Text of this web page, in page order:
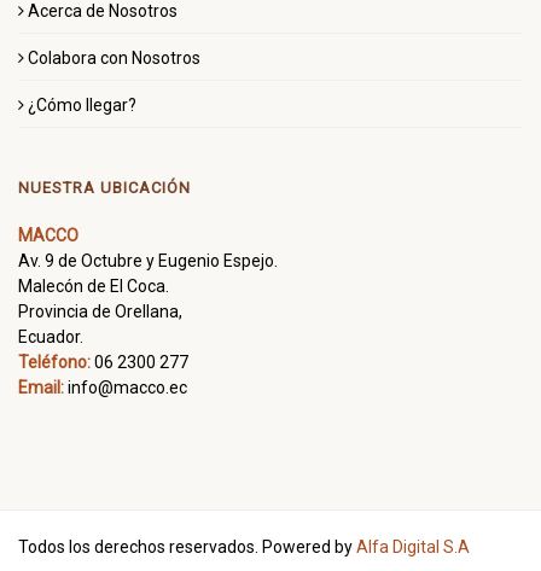
Acerca de Nosotros
Colabora con Nosotros
¿Cómo llegar?
NUESTRA UBICACIÓN
MACCO
Av. 9 de Octubre y Eugenio Espejo.
Malecón de El Coca.
Provincia de Orellana,
Ecuador.
Teléfono:06 2300 277
Email:info@macco.ec
Todos los derechos reservados. Powered byAlfa Digital S.A